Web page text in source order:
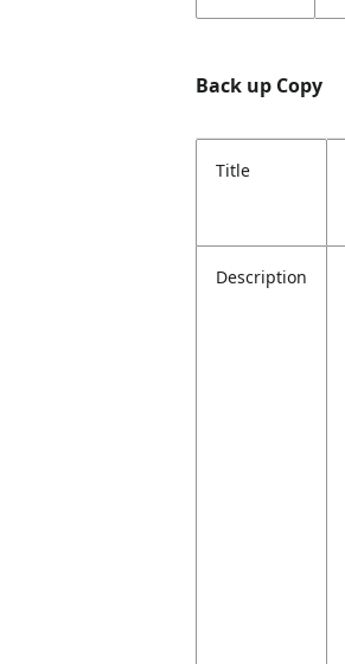
Back up Copy
Title
Description